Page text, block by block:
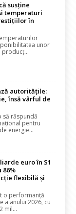
susține
temperaturi
în
unor
producț...
autoritățile:
însă vârful de
să răspundă
pentru
energie...
euro în S1
86%
flexibilă și
o performanță
a anului 2026, cu
mil...